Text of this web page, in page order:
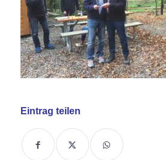
Eintrag teilen